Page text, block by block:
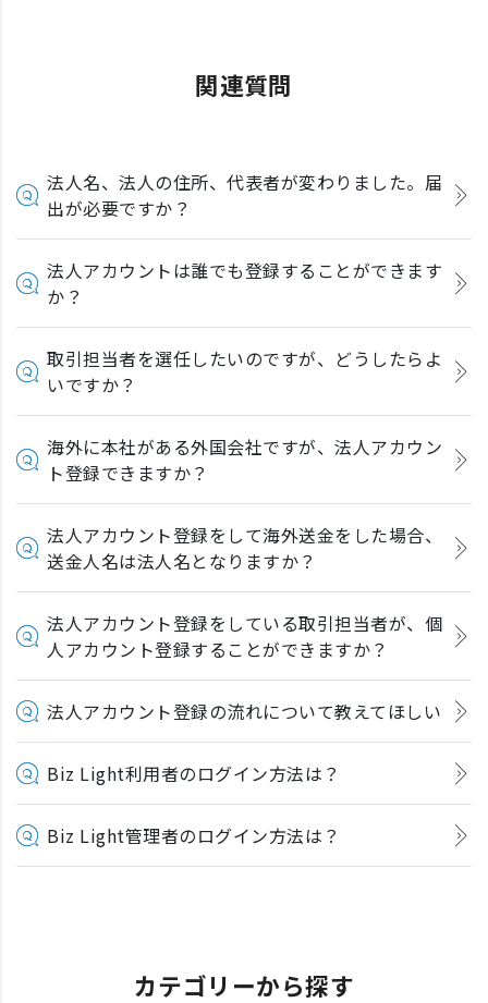
関連質問
法人名、法人の住所、代表者が変わりました。届
出が必要ですか？
法人アカウントは誰でも登録することができます
か？
取引担当者を選任したいのですが、どうしたらよ
いですか？
海外に本社がある外国会社ですが、法人アカウン
ト登録できますか？
法人アカウント登録をして海外送金をした場合、
送金人名は法人名となりますか？
法人アカウント登録をしている取引担当者が、個
人アカウント登録することができますか？
法人アカウント登録の流れについて教えてほしい
Biz Light利用者のログイン方法は？
Biz Light管理者のログイン方法は？
カテゴリーから探す